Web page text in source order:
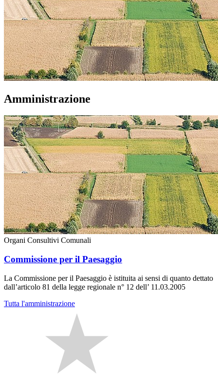
Amministrazione
Organi Consultivi Comunali
Commissione per il Paesaggio
La Commissione per il Paesaggio è istituita ai sensi di quanto dettato
dall’articolo 81 della legge regionale n° 12 dell’ 11.03.2005
Tutta l'amministrazione